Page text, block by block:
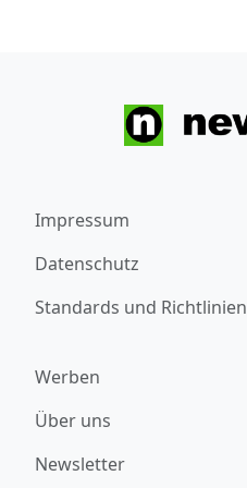
Impressum
Datenschutz
Standards und Richtlinien
Werben
Über uns
Newsletter